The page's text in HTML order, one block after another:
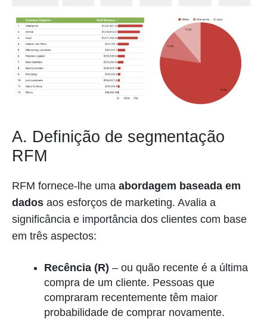
A. Definição de segmentação
RFM
RFM fornece-lhe uma abordagem baseada em
dados aos esforços de marketing. Avalia a
significância e importância dos clientes com base
em três aspectos:
Recência (R) – ou quão recente é a última
compra de um cliente. Pessoas que
compraram recentemente têm maior
probabilidade de comprar novamente.